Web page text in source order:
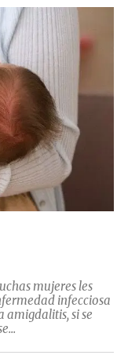
mujeres les
infecciosa
amigdalitis, si se